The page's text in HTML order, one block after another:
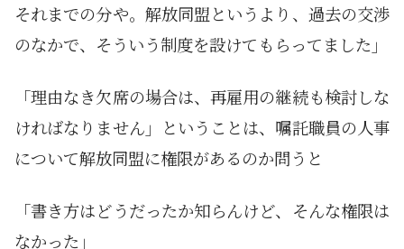
それまでの分や。解放同盟というより、過去の交渉
のなかで、そういう制度を設けてもらってました」
「理由なき欠席の場合は、再雇用の継続も検討しな
ければなりません」ということは、嘱託職員の人事
について解放同盟に権限があるのか問うと
「書き方はどうだったか知らんけど、そんな権限は
なかった」